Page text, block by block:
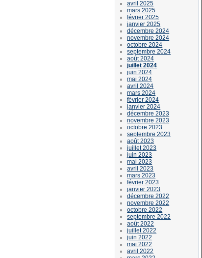
avril 2025
mars 2025
février 2025
janvier 2025
décembre 2024
novembre 2024
octobre 2024
septembre 2024
août 2024
juillet 2024
juin 2024
mai 2024
avril 2024
mars 2024
février 2024
janvier 2024
décembre 2023
novembre 2023
octobre 2023
septembre 2023
août 2023
juillet 2023
juin 2023
mai 2023
avril 2023
mars 2023
février 2023
janvier 2023
décembre 2022
novembre 2022
octobre 2022
septembre 2022
août 2022
juillet 2022
juin 2022
mai 2022
avril 2022